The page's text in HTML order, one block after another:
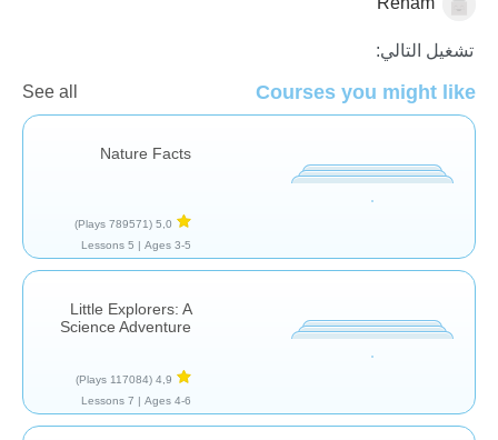
العلم والطبيعة
تشغيل التالي:
Courses you might like
See all
Nature Facts
5,0
(789571 Plays)
Ages 3-5 |
5 Lessons
Little Explorers: A
Science Adventure
4,9
(117084 Plays)
Ages 4-6 |
7 Lessons